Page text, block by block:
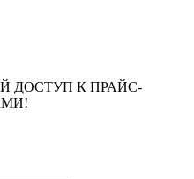
ДОСТУП К ПРАЙС-